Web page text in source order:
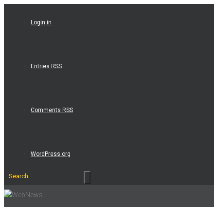
Login in
Entries RSS
Comments RSS
WordPress.org
Search